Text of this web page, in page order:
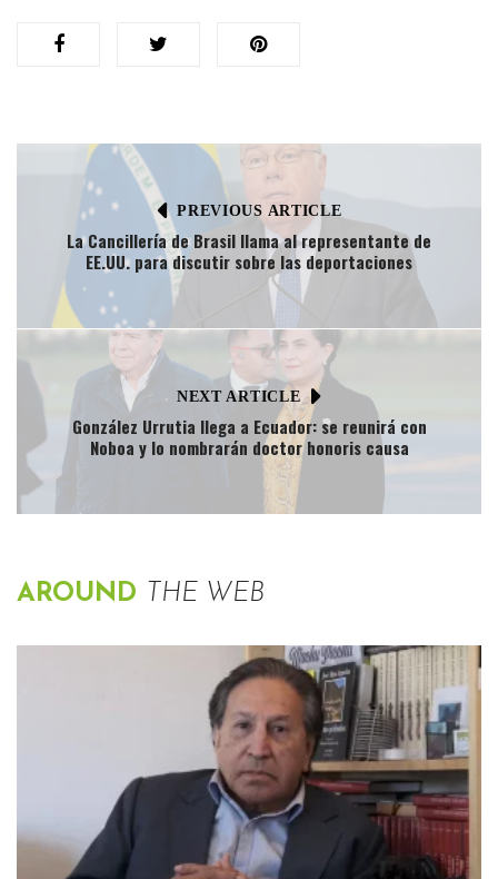
PREVIOUS ARTICLE
La Cancillería de Brasil llama al representante de
EE.UU. para discutir sobre las deportaciones
NEXT ARTICLE
González Urrutia llega a Ecuador: se reunirá con
Noboa y lo nombrarán doctor honoris causa
AROUND THE WEB